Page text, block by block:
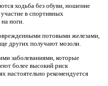
ходьба без обуви, ношение
в спортивных
ноги.
потовыми железами,
других получают мозоли.
заболеваниями, которые
более высокий риск
настоятельно рекомендуется